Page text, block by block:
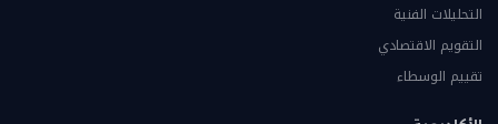
التحليلات الفنية
التقويم الاقتصادي
تقييم الوسطاء